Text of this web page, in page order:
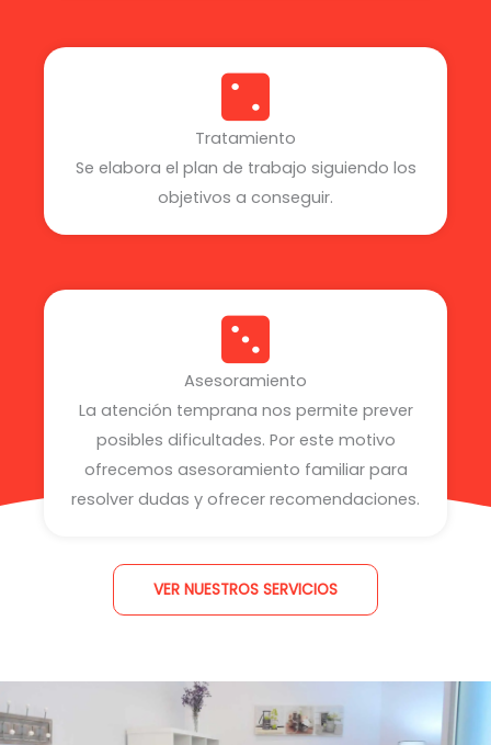
Tratamiento
Se elabora el plan de trabajo siguiendo los
objetivos a conseguir.
Asesoramiento
La atención temprana nos permite prever
posibles dificultades. Por este motivo
ofrecemos asesoramiento familiar para
resolver dudas y ofrecer recomendaciones.
VER NUESTROS SERVICIOS